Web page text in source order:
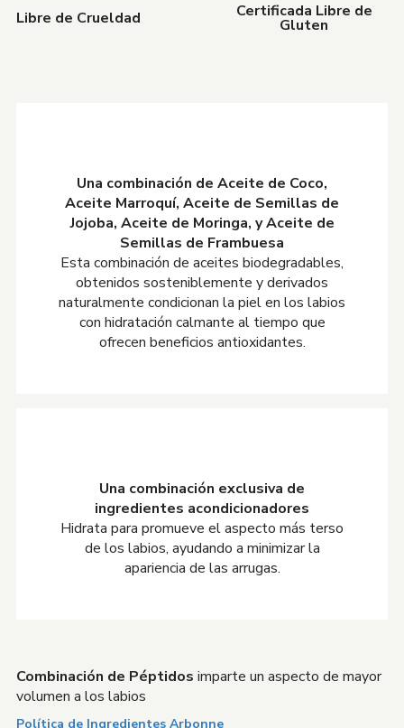
Libre de Crueldad Certificada Libre de
Gluten
Una combinación de Aceite de Coco,
Aceite Marroquí, Aceite de Semillas de
Jojoba, Aceite de Moringa, y Aceite de
Semillas de Frambuesa
Esta combinación de aceites biodegradables,
obtenidos sosteniblemente y derivados
naturalmente condicionan la piel en los labios
con hidratación calmante al tiempo que
ofrecen beneficios antioxidantes.
Una combinación exclusiva de
ingredientes acondicionadores
Hidrata para promueve el aspecto más terso
de los labios, ayudando a minimizar la
apariencia de las arrugas.
Combinación de Péptidos imparte un aspecto de mayor
volumen a los labios
Política de Ingredientes Arbonne